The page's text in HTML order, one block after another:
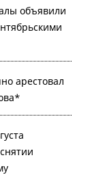
объявили
арестовал